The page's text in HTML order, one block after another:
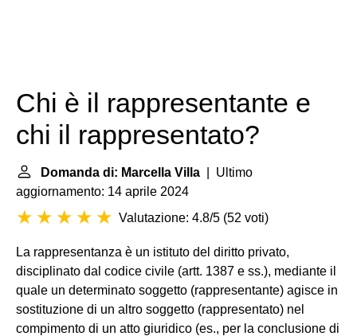
Chi è il rappresentante e
chi il rappresentato?
Domanda di: Marcella Villa | Ultimo
aggiornamento: 14 aprile 2024
Valutazione: 4.8/5 (52 voti)
La rappresentanza è un istituto del diritto privato,
disciplinato dal codice civile (artt. 1387 e ss.), mediante il
quale un determinato soggetto (rappresentante) agisce in
sostituzione di un altro soggetto (rappresentato) nel
compimento di un atto giuridico (es., per la conclusione di